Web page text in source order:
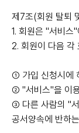
제7조(회원 탈퇴
1. 회원은 "서비스
2. 회원이 다음 각
① 가입 신청시에
② "서비스"을 이
③ 다른 사람의 "
공서양속에 반하